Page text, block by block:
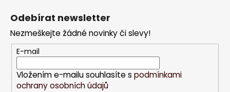
Odebírat newsletter
Nezmeškejte žádné novinky či slevy!
E-mail
Vložením e-mailu souhlasíte s podmínkami
ochrany osobních údajů